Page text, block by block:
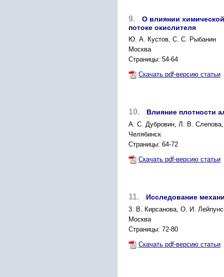
9.
О влиянии
потоке окислителя
Ю. А. Кустов, С. С. Рыбанин
Москва
Страницы: 54-64
Скачать pdf-версию статьи
10. Влияние плотности
A. С. Дубровин, Л. В.
Челябинск
Страницы: 64-72
Скачать pdf-версию статьи
11. Исследование
3. В. Кирсанова, О. И.
Москва
Страницы: 72-80
Скачать pdf-версию статьи